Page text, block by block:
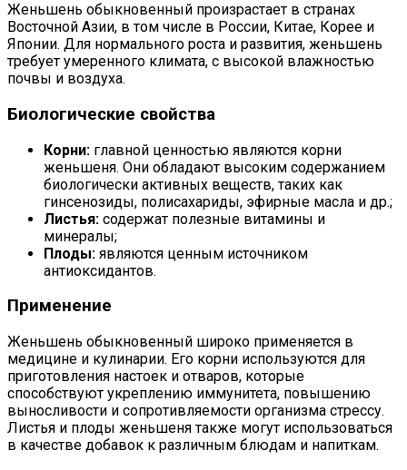
Женьшень обыкновенный произрастает в странах
Восточной Азии, в том числе в России, Китае, Корее и
Японии. Для нормального роста и развития, женьшень
требует умеренного климата, с высокой влажностью
почвы и воздуха.
Биологические свойства
Корни: главной ценностью являются корни
женьшеня. Они обладают высоким содержанием
биологически активных веществ, таких как
гинсенозиды, полисахариды, эфирные масла и др.;
Листья: содержат полезные витамины и
минералы;
Плоды: являются ценным источником
антиоксидантов.
Применение
Женьшень обыкновенный широко применяется в
медицине и кулинарии. Его корни используются для
приготовления настоек и отваров, которые
способствуют укреплению иммунитета, повышению
выносливости и сопротивляемости организма стрессу.
Листья и плоды женьшеня также могут использоваться
в качестве добавок к различным блюдам и напиткам.